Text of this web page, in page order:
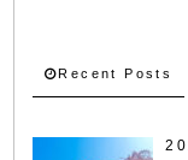
Recent Posts